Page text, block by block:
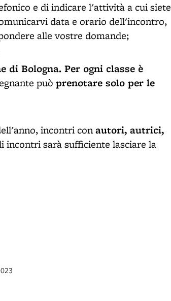
e di indicare l'attività a cui siete
data e orario dell'incontro,
alle vostre domande;
di Bologna. Per ogni classe è
può prenotare solo per le
incontri conautori, autrici,
incontri sarà sufficiente lasciare la